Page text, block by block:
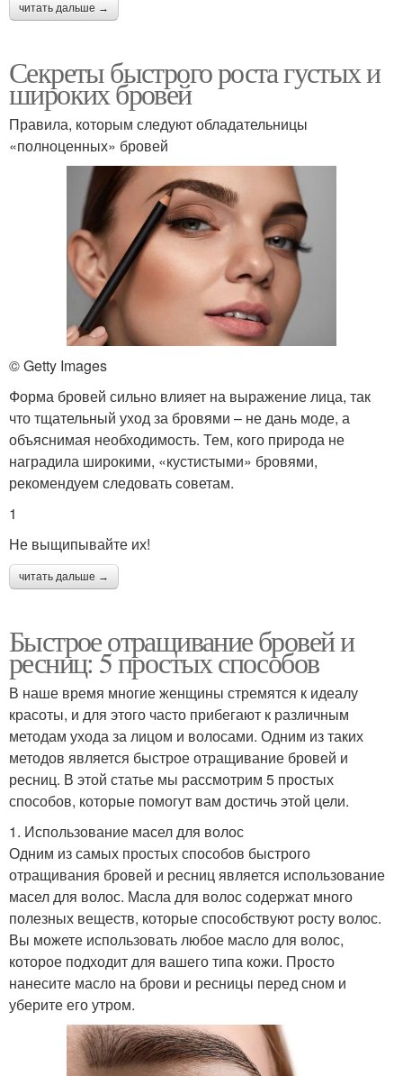
читать дальше →
Секреты быстрого роста густых и
широких бровей
Правила, которым следуют обладательницы
«полноценных» бровей
© Getty Images
Форма бровей сильно влияет на выражение лица, так
что тщательный уход за бровями – не дань моде, а
объяснимая необходимость. Тем, кого природа не
наградила широкими, «кустистыми» бровями,
рекомендуем следовать советам.
1
Не выщипывайте их!
читать дальше →
Быстрое отращивание бровей и
ресниц: 5 простых способов
В наше время многие женщины стремятся к идеалу
красоты, и для этого часто прибегают к различным
методам ухода за лицом и волосами. Одним из таких
методов является быстрое отращивание бровей и
ресниц. В этой статье мы рассмотрим 5 простых
способов, которые помогут вам достичь этой цели.
1. Использование масел для волос
Одним из самых простых способов быстрого
отращивания бровей и ресниц является использование
масел для волос. Масла для волос содержат много
полезных веществ, которые способствуют росту волос.
Вы можете использовать любое масло для волос,
которое подходит для вашего типа кожи. Просто
нанесите масло на брови и ресницы перед сном и
уберите его утром.